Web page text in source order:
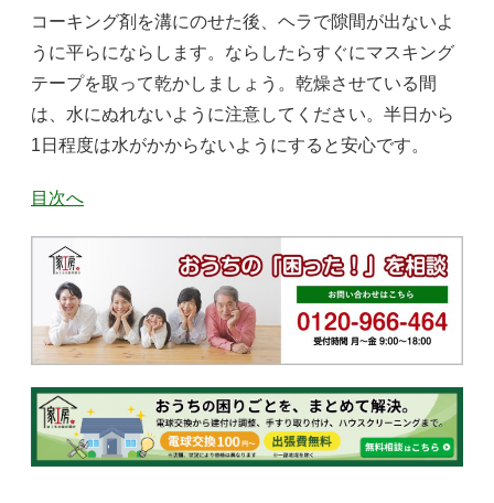
コーキング剤を溝にのせた後、ヘラで隙間が出ないよ
うに平らにならします。ならしたらすぐにマスキング
テープを取って乾かしましょう。乾燥させている間
は、水にぬれないように注意してください。半日から
1日程度は水がかからないようにすると安心です。
目次へ